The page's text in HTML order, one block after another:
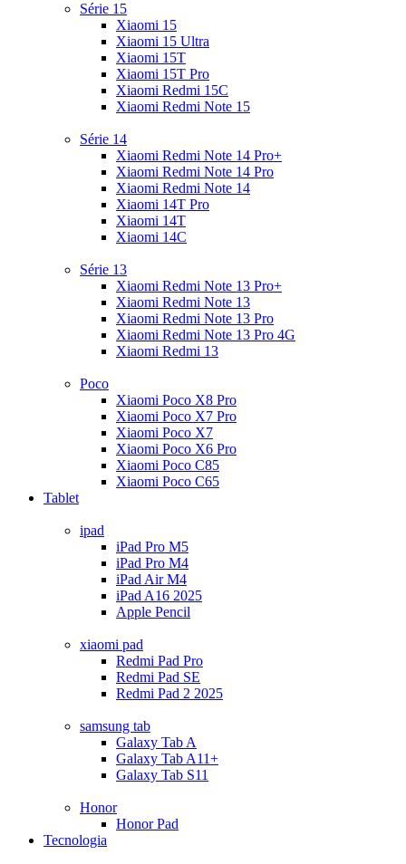
Série 15
Xiaomi 15
Xiaomi 15 Ultra
Xiaomi 15T
Xiaomi 15T Pro
Xiaomi Redmi 15C
Xiaomi Redmi Note 15
Série 14
Xiaomi Redmi Note 14 Pro+
Xiaomi Redmi Note 14 Pro
Xiaomi Redmi Note 14
Xiaomi 14T Pro
Xiaomi 14T
Xiaomi 14C
Série 13
Xiaomi Redmi Note 13 Pro+
Xiaomi Redmi Note 13
Xiaomi Redmi Note 13 Pro
Xiaomi Redmi Note 13 Pro 4G
Xiaomi Redmi 13
Poco
Xiaomi Poco X8 Pro
Xiaomi Poco X7 Pro
Xiaomi Poco X7
Xiaomi Poco X6 Pro
Xiaomi Poco C85
Xiaomi Poco C65
Tablet
ipad
iPad Pro M5
iPad Pro M4
iPad Air M4
iPad A16 2025
Apple Pencil
xiaomi pad
Redmi Pad Pro
Redmi Pad SE
Redmi Pad 2 2025
samsung tab
Galaxy Tab A
Galaxy Tab A11+
Galaxy Tab S11
Honor
Honor Pad
Tecnologia